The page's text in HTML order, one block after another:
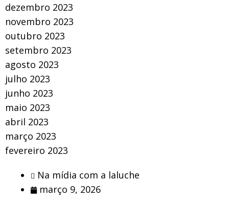
dezembro 2023
novembro 2023
outubro 2023
setembro 2023
agosto 2023
julho 2023
junho 2023
maio 2023
abril 2023
março 2023
fevereiro 2023
Na mídia com a laluche
março 9, 2026